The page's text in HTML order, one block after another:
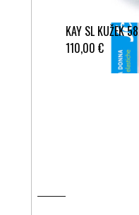
KAY SL KUŽEK
110,00 €